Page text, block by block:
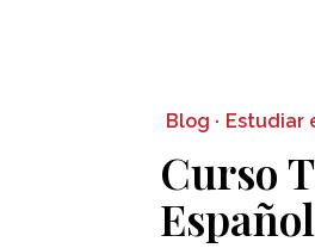
Blog · Estudiar
Curso